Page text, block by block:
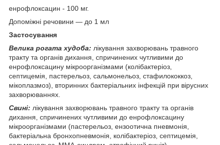
енрофлоксацин - 100 мг.
Допоміжні речовини ― до 1 мл
Застосування
Велика рогата худоба: лікування захворювань травного
тракту та органів дихання, спричинених чутливими до
енрофлоксацину мікроорганізмами (колібактеріоз,
септицемія, пастерельоз, сальмонельоз, стафилококкоз,
мікоплазмоз), вторинних бактеріальних інфекцій при вірусних
захворюваннях.
Свині: лікування захворювань травного тракту та органів
дихання, спричинених чутливими до енрофлоксацину
мікроорганізмами (пастерельоз, ензоотична пневмонія,
бактеріальна бронхопневмонія, колібактеріоз, септицемія,